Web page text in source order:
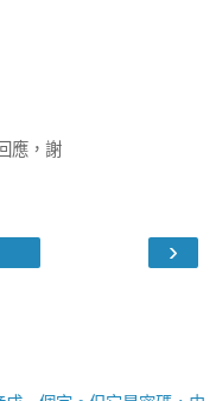
應，謝
›